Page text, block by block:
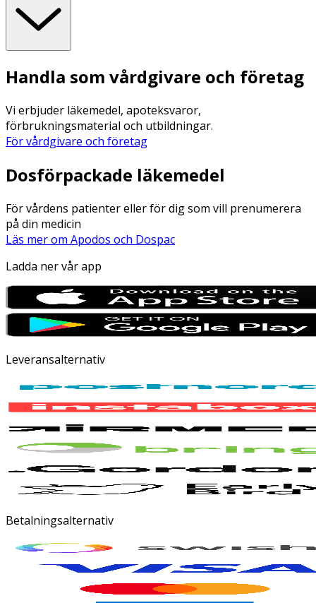
Handla som vårdgivare och företag
Vi erbjuder läkemedel, apoteksvaror,
förbrukningsmaterial och utbildningar.
För vårdgivare och företag
Dosförpackade läkemedel
För vårdens patienter eller för dig som vill prenumerera
på din medicin
Läs mer om Apodos och Dospac
Ladda ner vår app
Leveransalternativ
Betalningsalternativ